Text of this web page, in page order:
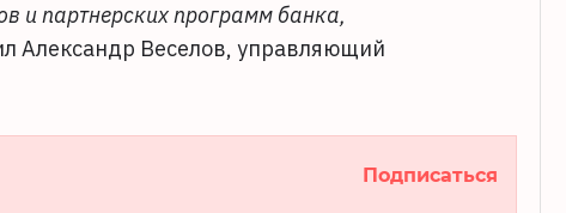
и партнерских программ банка,
Александр Веселов, управляющий
Подписаться